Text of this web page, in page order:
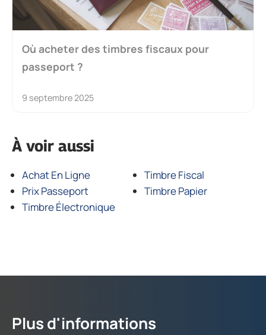
Où acheter des timbres fiscaux pour
passeport ?
9 septembre 2025
À voir aussi
Achat En Ligne
Prix Passeport
Timbre Électronique
Timbre Fiscal
Timbre Papier
Plus d'informations